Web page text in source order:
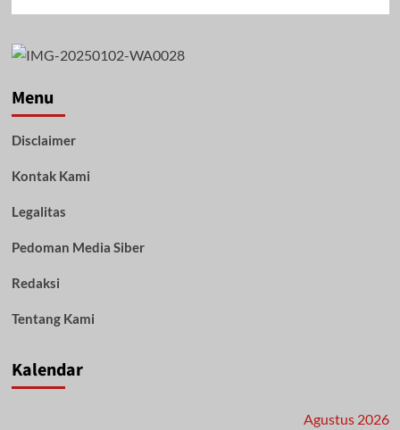
Polresta
Polda
Berduka
Husnul
Menu
Disclaimer
Kontak Kami
Legalitas
Pedoman Media Siber
Redaksi
Tentang Kami
Kalendar
Agustus 2026